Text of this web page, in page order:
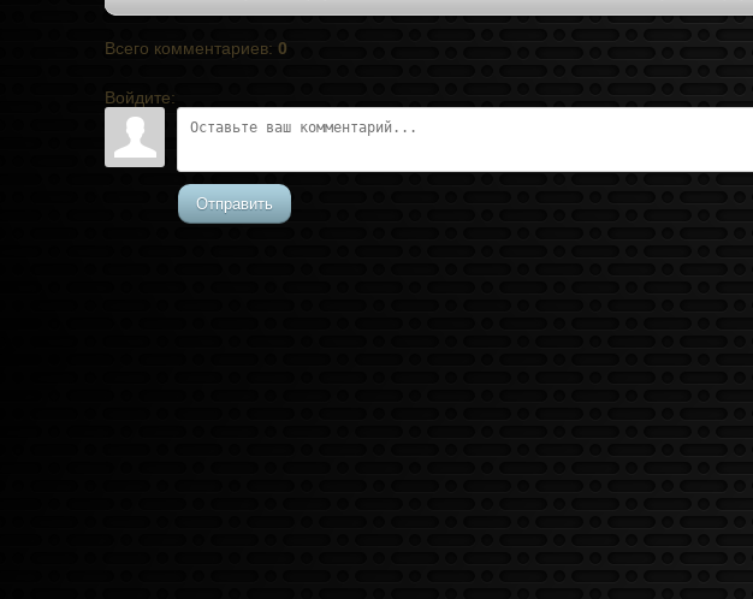
Всего комментариев: 0
Войдите:
Отправить